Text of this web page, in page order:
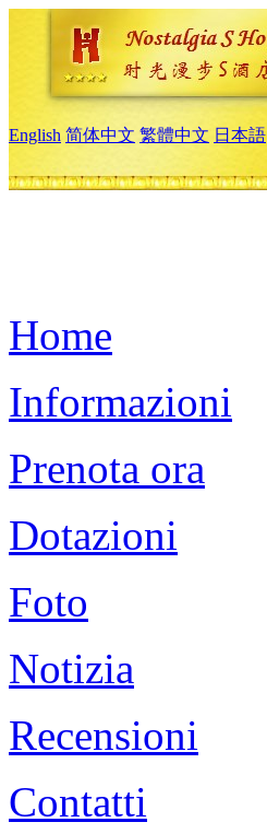
English 简体中文 繁體中文 日本語
Home
Informazioni
Prenota ora
Dotazioni
Foto
Notizia
Recensioni
Contatti